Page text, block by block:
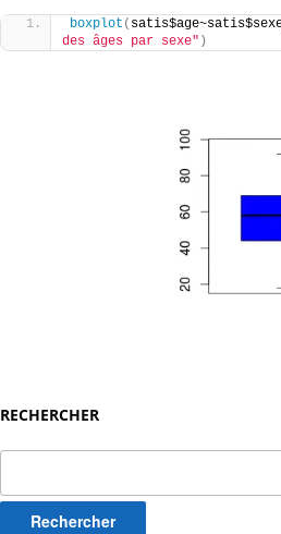
RECHERCHER
boxplot (
des âges par sexe" )